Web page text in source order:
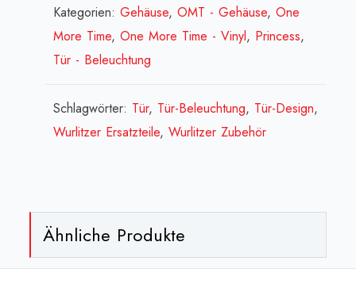
color
drum)
rouleau
encreur[:]
Kategorien:Gehäuse,OMT - Gehäuse,One
More Time,One More Time - Vinyl, Princess,
Tür - Beleuchtung
Schlagwörter: Tür, Tür-Beleuchtung, Tür-Design,
Wurlitzer Ersatzteile,Wurlitzer Zubehör
Ähnliche Produkte